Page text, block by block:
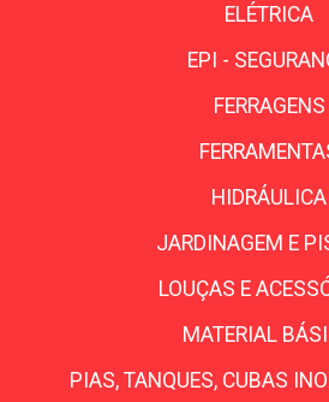
ELÉTRICA
EPI -
FERRAGENS
HIDRÁULICA
JARDINAGEM E
LOUÇAS E
MATERIAL
PIAS, TANQUES, CUBAS